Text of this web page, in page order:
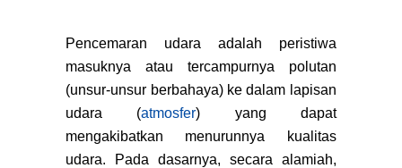
Pencemaran udara adalah peristiwa
masuknya atau tercampurnya polutan
(unsur-unsur berbahaya) ke dalam lapisan
udara (atmosfer) yang dapat
mengakibatkan menurunnya kualitas
udara. Pada dasarnya, secara alamiah,